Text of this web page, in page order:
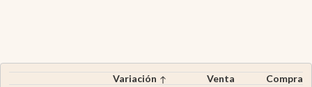
Variación Venta
Compra